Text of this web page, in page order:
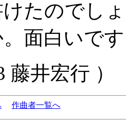
たのでし
面白いで
藤井宏行 ）
作曲者一覧へ